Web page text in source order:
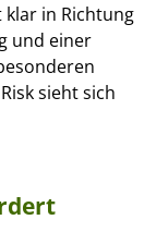
in Richtung
und einer
sieht sich